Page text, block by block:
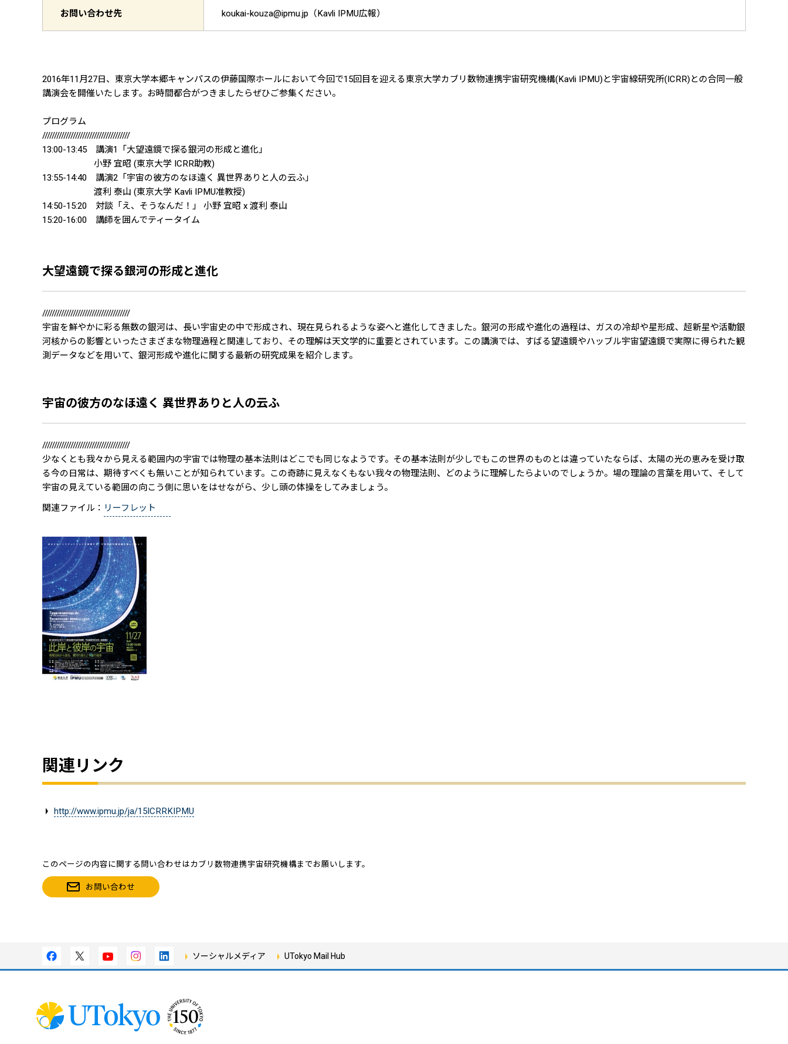
お問い合わせ先 koukai-kouza@ipmu.jp（Kavli IPMU広報）
2016年11月27日、東京大学本郷キャンパスの伊藤国際ホールにおいて今回で15回目を迎える東京大学カブリ数物連携宇宙研究機構(Kavli IPMU)と宇宙線研究所(ICRR)との合同一般
講演会を開催いたします。お時間都合がつきましたらぜひご参集ください。
プログラム
/////////////////////////////////////
13:00-13:45 講演1「大望遠鏡で探る銀河の形成と進化」
小野 宜昭 (東京大学 ICRR助教)
13:55-14:40 講演2「宇宙の彼方のなほ遠く 異世界ありと人の云ふ」
渡利 泰山 (東京大学 Kavli IPMU准教授)
14:50-15:20 対談「え、そうなんだ！」 小野 宜昭 x 渡利 泰山
15:20-16:00 講師を囲んでティータイム
大望遠鏡で探る銀河の形成と進化
/////////////////////////////////////
宇宙を鮮やかに彩る無数の銀河は、長い宇宙史の中で形成され、現在見られるような姿へと進化してきました。銀河の形成や進化の過程は、ガスの冷却や星形成、超新星や活動銀
河核からの影響といったさまざまな物理過程と関連しており、その理解は天文学的に重要とされています。この講演では、すばる望遠鏡やハッブル宇宙望遠鏡で実際に得られた観
測データなどを用いて、銀河形成や進化に関する最新の研究成果を紹介します。
宇宙の彼方のなほ遠く 異世界ありと人の云ふ
/////////////////////////////////////
少なくとも我々から見える範囲内の宇宙では物理の基本法則はどこでも同じなようです。その基本法則が少しでもこの世界のものとは違っていたならば、太陽の光の恵みを受け取
る今の日常は、期待すべくも無いことが知られています。この奇跡に見えなくもない我々の物理法則、どのように理解したらよいのでしょうか。場の理論の言葉を用いて、そして
宇宙の見えている範囲の向こう側に思いをはせながら、少し頭の体操をしてみましょう。
関連ファイル： リーフレット
関連リンク
http://www.ipmu.jp/ja/15ICRRKIPMU
このページの内容に関する問い合わせはカブリ数物連携宇宙研究機構までお願いします。
お問い合わせ
ソーシャルメディア UTokyo Mail Hub